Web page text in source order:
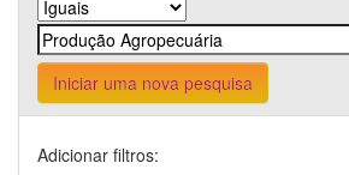
Iniciar uma nova pesquisa
Adicionar filtros: